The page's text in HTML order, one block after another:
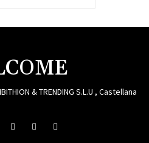
& TRENDING S.L.U , Castellana